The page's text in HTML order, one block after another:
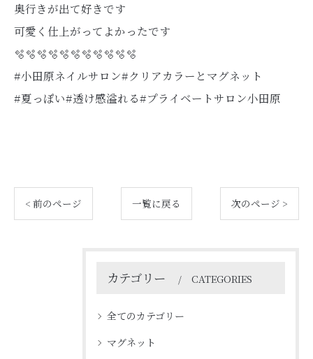
奥行きが出て好きです
可愛く仕上がってよかったです
🫧🫧🫧🫧🫧🫧🫧🫧🫧🫧🫧
#小田原ネイルサロン#クリアカラーとマグネット
#夏っぽい#透け感溢れる#プライベートサロン小田原
< 前のページ 一覧に戻る 次のページ >
カテゴリー CATEGORIES
全てのカテゴリー
マグネット